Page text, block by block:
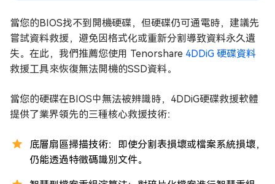
當您的BIOS找不到開機硬碟，但硬碟仍可通電時，建議先
嘗試資料救援，避免因格式化或重新分割導致資料永久遺
失。在此，我們推薦您使用 Tenorshare 4DDiG 硬碟資料
救援工具來恢復無法開機的SSD資料。
當您的硬碟在BIOS中無法被辨識時，4DDiG硬碟救援軟體
提供了業界領先的三種核心救援技術：
底層扇區掃描技術：即使分割表損壞或檔案系統損壞，
仍能透過特徵碼識別文件。